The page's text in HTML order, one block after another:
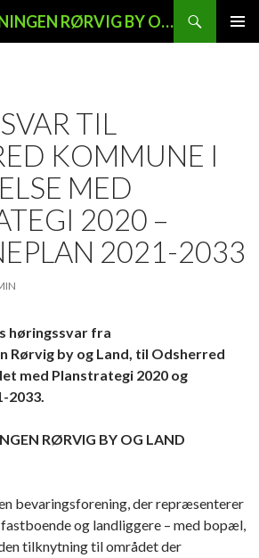
BEVARINGSFORENINGEN RØRVIG BY OG LAND
TIL
KOMMUNE I
MED
2020 –
2021-2033
høringssvar fra
Rørvig by og Land, til Odsherred
med Planstrategi 2020 og
2033.
RØRVIG BY OG LAND
bevaringsforening, der repræsenterer
og landliggere – med bopæl,
tilknytning til området der